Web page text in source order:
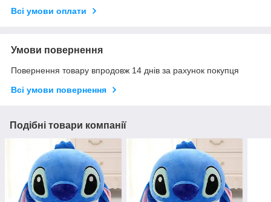
Всі умови оплати
Умови повернення
Повернення товару впродовж 14 днів за рахунок покупця
Всі умови повернення
Подібні товари компанії